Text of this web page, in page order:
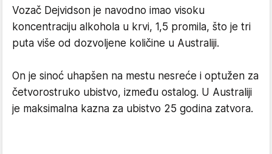
Vozač Dejvidson je navodno imao visoku
koncentraciju alkohola u krvi, 1,5 promila, što je tri
puta više od dozvoljene količine u Australiji.
On je sinoć uhapšen na mestu nesreće i optužen za
četvorostruko ubistvo, između ostalog. U Australiji
je maksimalna kazna za ubistvo 25 godina zatvora.